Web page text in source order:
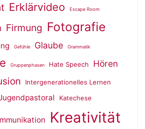
Erklärvideo Escape Room
Firmung Fotografie
Gefühle Glaube Grammatik
Gruppenphasen Hate Speech Hören
Intergenerationelles Lernen
Katechese
Kreativität